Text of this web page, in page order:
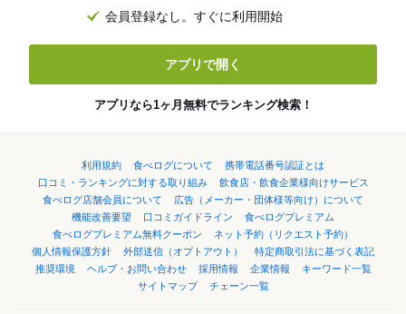
会員登録なし。すぐに利用開始
アプリで開く
アプリなら1ヶ月無料でランキング検索！
利用規約 食べログについて
携帯電話番号認証とは
口コミ・ランキングに対する取り組み
飲食店・飲食企業様向けサービス
食べログ店舗会員について
広告（メーカー・団体様等向け）について
機能改善要望
口コミガイドライン
食べログプレミアム
食べログプレミアム無料クーポン
ネット予約（リクエスト予約）
個人情報保護方針
外部送信（オプトアウト）
特定商取引法に基づく表記
推奨環境
ヘルプ・お問い合わせ 採用情報 企業情報
キーワード一覧
サイトマップ
チェーン一覧